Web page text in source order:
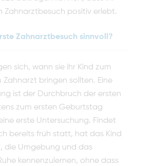
Zahnarztbesuch positiv erlebt.
Zahnarztbesuch sinnvoll?
sich, wann sie ihr Kind zum
Zahnarzt bringen sollten. Eine
ist der Durchbruch der ersten
zum ersten Geburtstag
erste Untersuchung. Findet
bereits früh statt, hat das Kind
die Umgebung und das
kennenzulernen, ohne dass